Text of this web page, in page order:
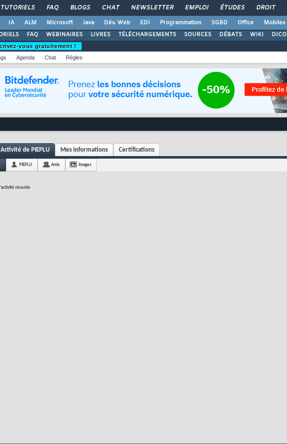
TUTORIELS FAQ BLOGS CHAT NEWSLETTER EMPLOI ÉTUDES DROIT
IA ALM Microsoft Java Dév. Web EDI Programmation SGBD Office Mobiles
FAQ WEBINAIRES LIVRES TÉLÉCHARGEMENTS SOURCES DÉBATS WIKI DICO
vous gratuitement !
Agenda Chat Règles
Activité de PIEPLU Mes informations Certifications
PIEPLU Amis Images
récente